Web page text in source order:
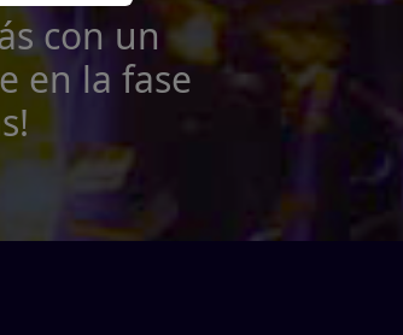
con un
en la fase